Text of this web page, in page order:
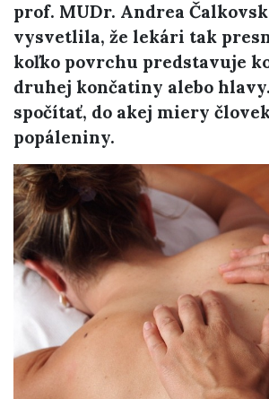
prof. MUDr. Andrea
vysvetlila, že lekári tak
koľko povrchu predstavuje
druhej končatiny alebo
spočítať, do akej miery
popáleniny.